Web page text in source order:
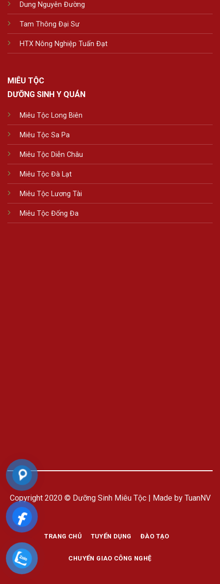
Dung Nguyên Đường
Tam Thông Đại Sư
HTX Nông Nghiệp Tuấn Đạt
MIÊU TỘC
DƯỠNG SINH Y QUÁN
Miêu Tộc Long Biên
Miêu Tộc Sa Pa
Miêu Tộc Diễn Châu
Miêu Tộc Đà Lạt
Miêu Tộc Lương Tài
Miêu Tộc Đống Đa
Copyright 2020 © Dưỡng Sinh Miêu Tộc | Made by TuanNV
TRANG CHỦ TUYỂN DỤNG ĐÀO TẠO
CHUYỂN GIAO CÔNG NGHỆ